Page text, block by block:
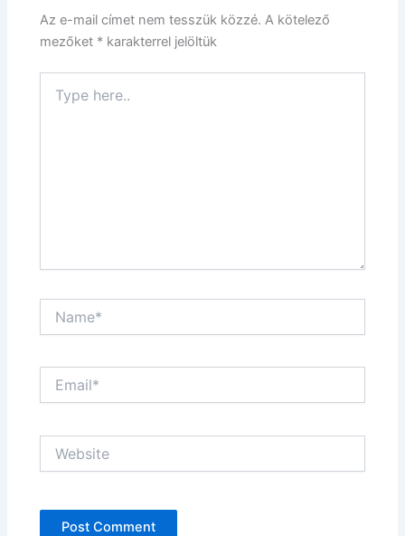
Az e-mail címet nem tesszük közzé. A kötelező
mezőket * karakterrel jelöltük
here..